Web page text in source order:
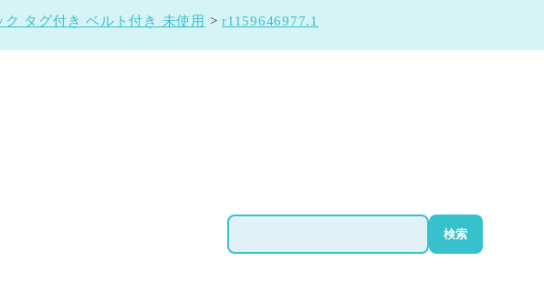
タグ付き ベルト付き 未使用 >r1159646977.1
検
索
検索